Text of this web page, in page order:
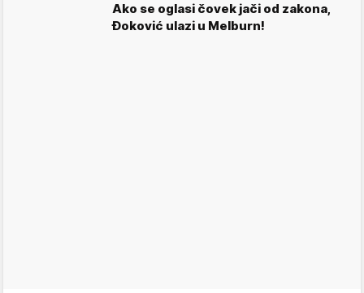
Ako se oglasi čovek jači od zakona,
Đoković ulazi u Melburn!